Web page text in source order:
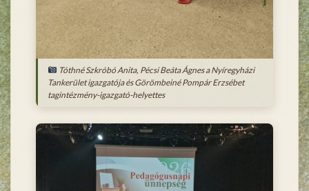
Tóthné Szkróbó Anita, Pécsi Beáta Ágnes a Nyíregyházi
Tankerület igazgatója és Görömbeiné Pompár Erzsébet
tagintézmény-igazgató-helyettes